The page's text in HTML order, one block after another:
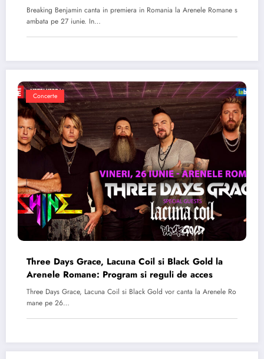
Breaking Benjamin canta in premiera in Romania la Arenele Romane s
ambata pe 27 iunie. In…
Concerte
Three Days Grace, Lacuna Coil si Black Gold la
Arenele Romane: Program si reguli de acces
Three Days Grace, Lacuna Coil si Black Gold vor canta la Arenele Ro
mane pe 26…